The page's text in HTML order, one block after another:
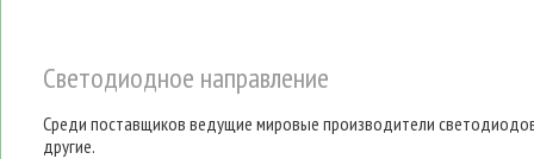
Светодиодное направление
Среди поставщиков ведущие мировые производители
другие.